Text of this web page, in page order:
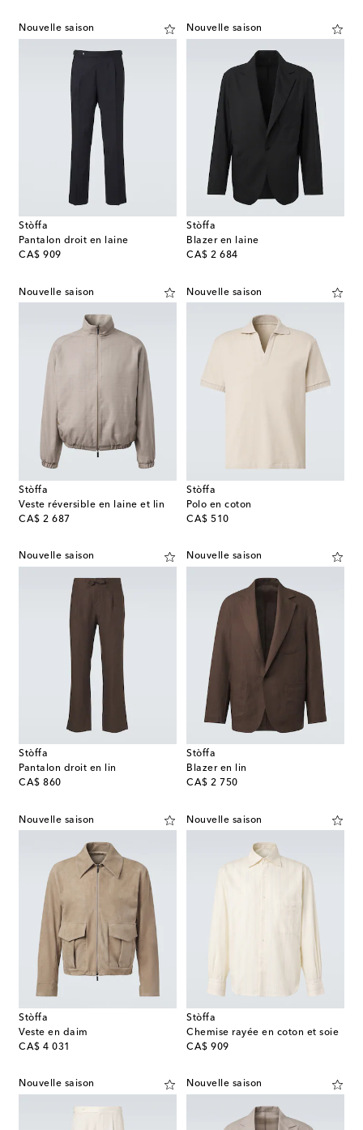
Nouvelle saison
Stòffa
Pantalon droit en laine
CA$ 909
original price
Nouvelle saison
Stòffa
Blazer en laine
CA$ 2 684
original price
Nouvelle saison
Stòffa
Veste réversible en laine et lin
CA$ 2 687
original price
Nouvelle saison
Stòffa
Polo en coton
CA$ 510
original price
Nouvelle saison
Stòffa
Pantalon droit en lin
CA$ 860
original price
Nouvelle saison
Stòffa
Blazer en lin
CA$ 2 750
original price
Nouvelle saison
Stòffa
Veste en daim
CA$ 4 031
original price
Nouvelle saison
Stòffa
Chemise rayée en coton et soie
CA$ 909
original price
Nouvelle saison Nouvelle saison